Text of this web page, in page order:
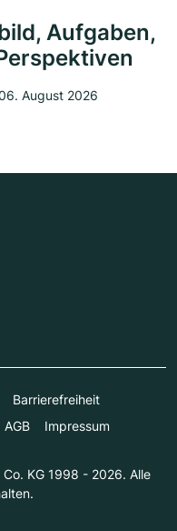
Aufgaben,
August 2026
Barrierefreiheit
AGB Impressum
KG 1998 - 2026. Alle